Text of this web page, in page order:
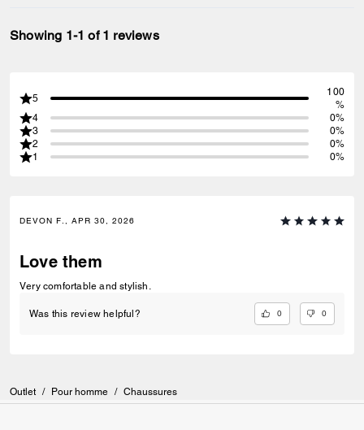
Showing 1-1 of 1 reviews
5
100
%
4
0%
3
0%
2
0%
1
0%
DEVON F., APR 30, 2026
Love them
Very comfortable and stylish.
Was this review helpful? 0 0
Outlet / Pour homme / Chaussures